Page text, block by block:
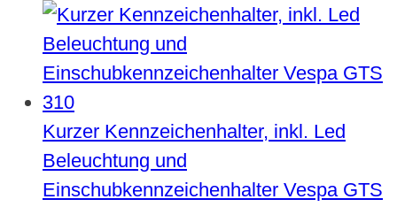
Kurzer Kennzeichenhalter, inkl. Led
Beleuchtung und
Einschubkennzeichenhalter Vespa GTS